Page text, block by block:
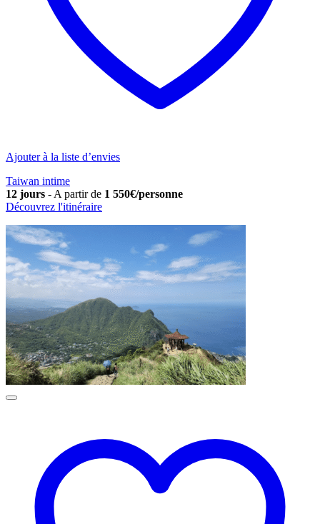
Ajouter à la liste d’envies
Taiwan intime
12 jours - A partir de 1 550€/personne
Découvrez l'itinéraire